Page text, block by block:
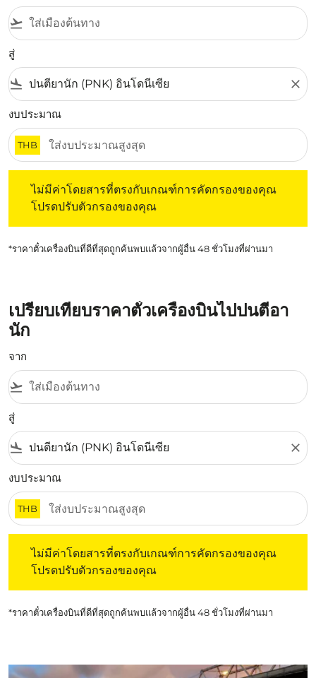
flight_takeoff
สู่
flight_land close
งบประมาณ
THB
ไม่มีค่าโดยสารที่ตรงกับเกณฑ์การคัดกรองของคุณ
โปรดปรับตัวกรองของคุณ
*ราคาตั๋วเครื่องบินที่ดีที่สุดถูกค้นพบแล้วจากผู้อื่น 48 ชั่วโมงที่ผ่านมา
เปรียบเทียบราคาตั๋วเครื่องบินไปปนตีอา
นัก
จาก
flight_takeoff
สู่
flight_land close
งบประมาณ
THB
ไม่มีค่าโดยสารที่ตรงกับเกณฑ์การคัดกรองของคุณ
โปรดปรับตัวกรองของคุณ
*ราคาตั๋วเครื่องบินที่ดีที่สุดถูกค้นพบแล้วจากผู้อื่น 48 ชั่วโมงที่ผ่านมา